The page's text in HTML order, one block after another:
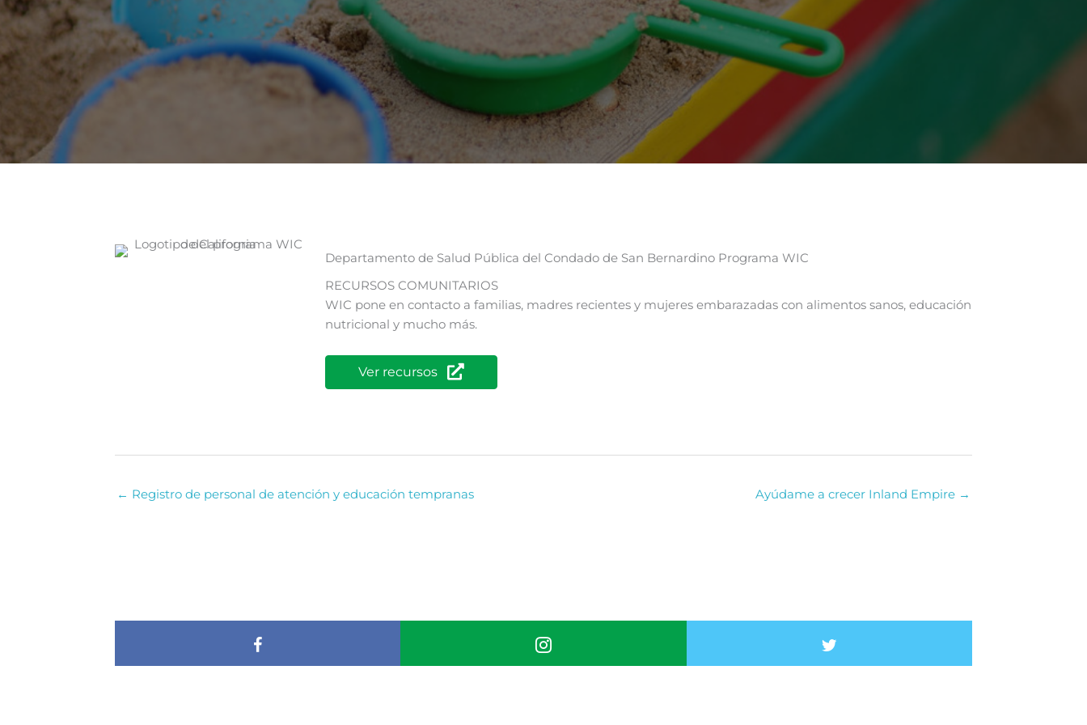
Departamento de Salud Pública del Condado de San Bernardino Programa WIC
RECURSOS COMUNITARIOS
WIC pone en contacto a familias, madres recientes y mujeres embarazadas con alimentos sanos, educación
nutricional y mucho más.
Ver recursos
← Registro de personal de atención y educación tempranas Ayúdame a crecer Inland Empire →